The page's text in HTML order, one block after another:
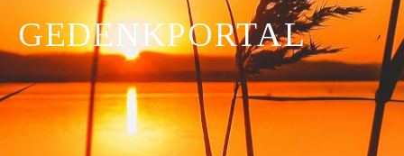
GEDENKPORTAL